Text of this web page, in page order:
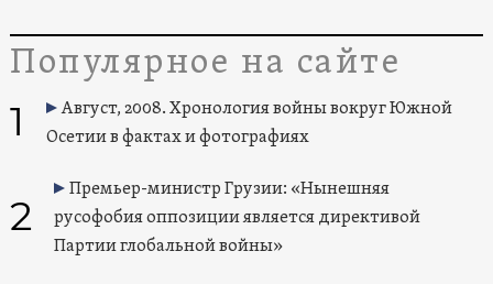
Популярное на сайте
1
Август, 2008. Хронология войны вокруг Южной
Осетии в фактах и фотографиях
2
Премьер-министр Грузии: «Нынешняя
русофобия оппозиции является директивой
Партии глобальной войны»